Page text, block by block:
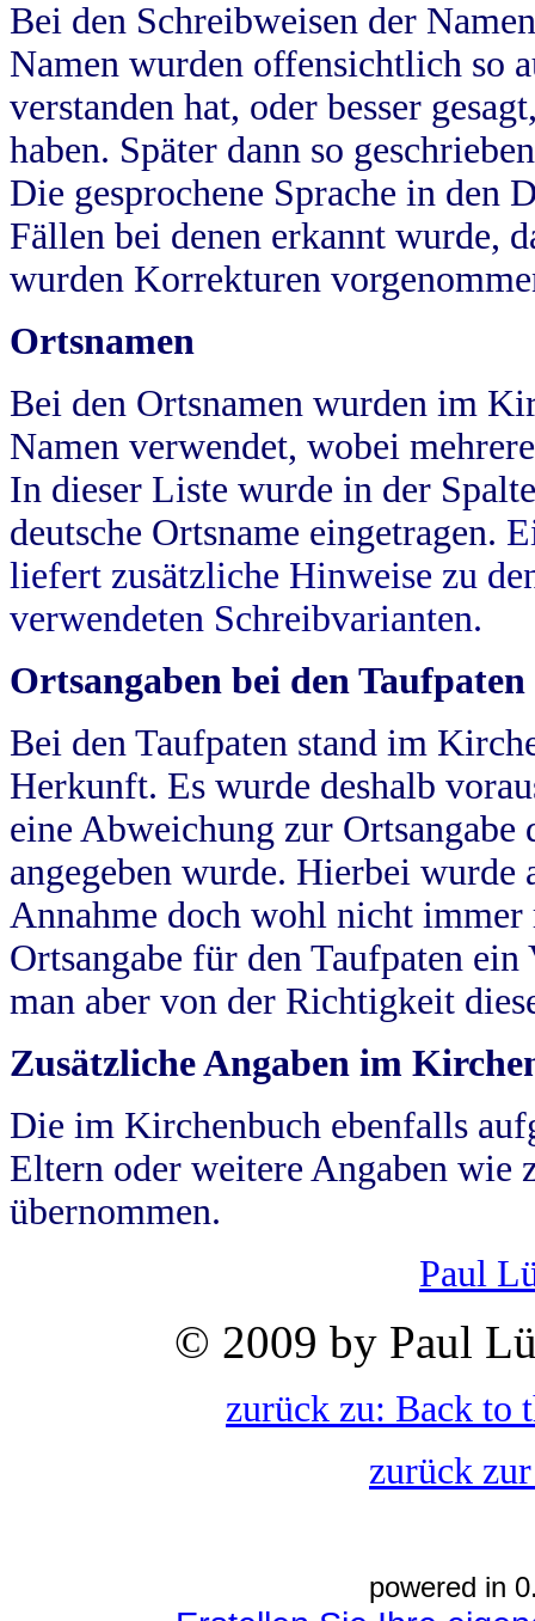
Bei den Schreibweisen der
Namen wurden offensichtlich so
verstanden hat, oder besser
haben. Später dann so
Die gesprochene Sprache in
Fällen bei denen erkannt wurde,
wurden Korrekturen
Ortsnamen
Bei den Ortsnamen wurden im
Namen verwendet, wobei
In dieser Liste wurde in der
deutsche Ortsname eingetragen.
liefert zusätzliche Hinweise zu
verwendeten Schreibvarianten.
Ortsangaben bei den Taufpaten
Bei den Taufpaten stand im
Herkunft. Es wurde deshalb
eine Abweichung zur
angegeben wurde. Hierbei wurde
Annahme doch wohl nicht
Ortsangabe für den Taufpaten
man aber von der Richtigkeit
Zusätzliche Angaben im
Die im Kirchenbuch ebenfalls
Eltern oder weitere Angaben wie
übernommen.
Paul
© 2009 by Paul
zurück zu: Back to
zurück
powered in